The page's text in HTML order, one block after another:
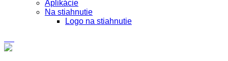
Aplikácie
Na stiahnutie
Logo na stiahnutie